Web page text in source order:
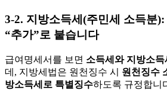
3-2. 지방소득세(주민세 소득분
“추가”로 붙습니다
급여명세서를 보면 소득세와 지방소득
데, 지방세법은 원천징수 시 원천징수
방소득세로 특별징수하도록 규정합니